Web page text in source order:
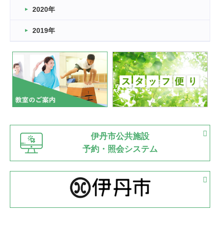
2022.11.03
緑ケ丘体育館
いたっぼーる大会☆彡
緑ケ丘体育館
2022.07.03
市内総合体育大会が開始
緑ケ丘体育館 猪名川運動広場
古池運動広場
2022.06.12
県知事杯争奪バレーボール大会が開催
緑ケ丘体育館
2022.05.05
体育協会長杯 バドミントン競技の部
2022.05.22
2020年
2019年
伊丹市公共施設
予約・照会システム